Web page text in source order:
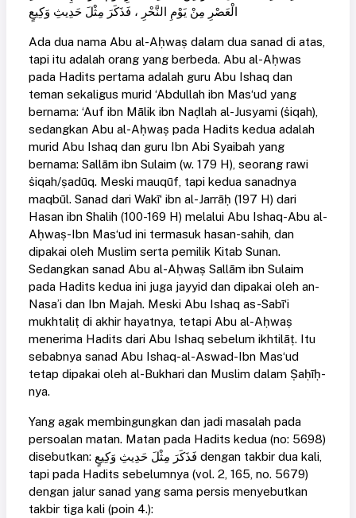
الْعَصْرِ مِنْ يَوْمِ النَّحْرِ ، فَذَكَرَ مِثْلَ حَدِيثِ وَكِيعٍ
Ada dua nama Abu al-Aḥwaṣ dalam dua sanad di atas,
tapi itu adalah orang yang berbeda. Abu al-Aḥwas
pada Hadits pertama adalah guru Abu Ishaq dan
teman sekaligus murid ‘Abdullah ibn Mas‘ud yang
bernama: ‘Auf ibn Mālik ibn Naḍlah al-Jusyami (ṡiqah),
sedangkan Abu al-Aḥwaṣ pada Hadits kedua adalah
murid Abu Ishaq dan guru Ibn Abi Syaibah yang
bernama: Sallām ibn Sulaim (w. 179 H), seorang rawi
ṡiqah/ṣadūq. Meski mauqūf, tapi kedua sanadnya
maqbūl. Sanad dari Wakī‘ ibn al-Jarrāḥ (197 H) dari
Hasan ibn Shalih (100-169 H) melalui Abu Ishaq-Abu al-
Aḥwaṣ-Ibn Mas‘ud ini termasuk hasan-sahih, dan
dipakai oleh Muslim serta pemilik Kitab Sunan.
Sedangkan sanad Abu al-Aḥwaṣ Sallām ibn Sulaim
pada Hadits kedua ini juga jayyid dan dipakai oleh an-
Nasa’i dan Ibn Majah. Meski Abu Ishaq as-Sabī‘i
mukhtaliṭ di akhir hayatnya, tetapi Abu al-Aḥwaṣ
menerima Hadits dari Abu Ishaq sebelum ikhtilāṭ. Itu
sebabnya sanad Abu Ishaq-al-Aswad-Ibn Mas‘ud
tetap dipakai oleh al-Bukhari dan Muslim dalam Ṣaḥīḥ-
nya.
Yang agak membingungkan dan jadi masalah pada
persoalan matan. Matan pada Hadits kedua (no: 5698)
disebutkan: فَذَكَرَ مِثْلَ حَدِيثِ وَكِيعٍ dengan takbir dua kali,
tapi pada Hadits sebelumnya (vol. 2, 165, no. 5679)
dengan jalur sanad yang sama persis menyebutkan
takbir tiga kali (poin 4.):